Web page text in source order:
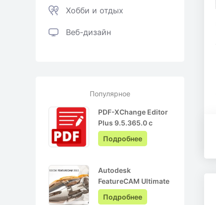
Хобби и отдых
Веб-дизайн
Популярное
PDF-XChange Editor
Plus 9.5.365.0 с
ключом лицензии +
Pro на Русском
Подробнее
Autodesk
FeatureCAM Ultimate
2022.0.3 + crack
Подробнее